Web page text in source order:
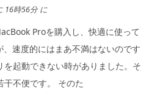
16時56分 に
Proを購入し、快適に使って
、速度的にはまあ不満はないのです
起動できない時がありました。そ
干不便です。 そのた